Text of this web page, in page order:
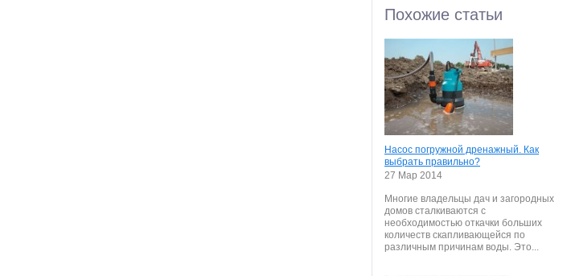
Похожие статьи
Насос погружной дренажный. Как
выбрать правильно?
27 Мар 2014
Многие владельцы дач и загородных
домов сталкиваются с
необходимостью откачки больших
количеств скапливающейся по
различным причинам воды. Это...